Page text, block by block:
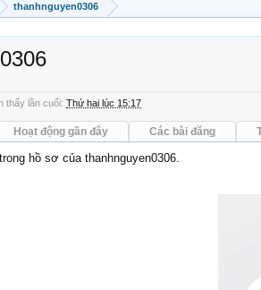
thanhnguyen0306
thấy lần cuối: Thứ hai lúc 15:17
Hoạt động gần đây Các bài đăng
hồ sơ của thanhnguyen0306.